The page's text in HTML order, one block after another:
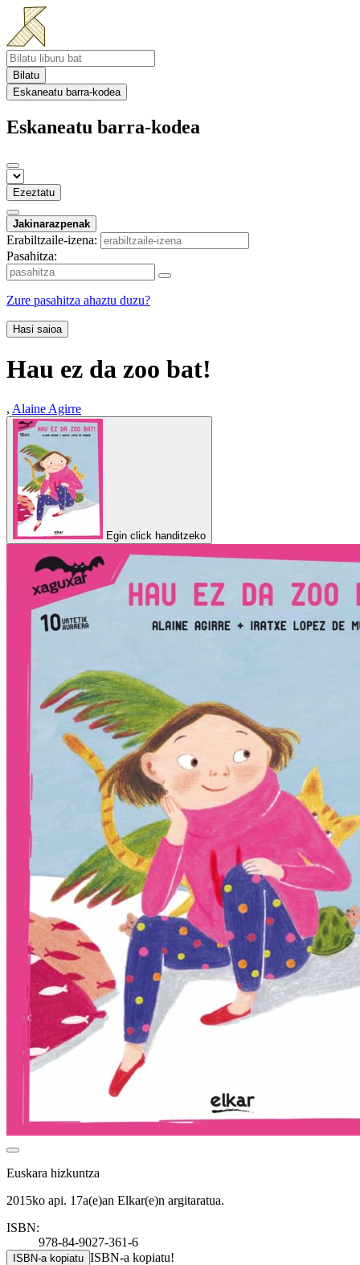
Bilatu
Eskaneatu barra-kodea
Eskaneatu barra-kodea
Ezeztatu
Jakinarazpenak
Erabiltzaile-izena:
Pasahitza:
Zure pasahitza ahaztu duzu?
Hasi saioa
Hau ez da zoo bat!
, Alaine Agirre
Egin click handitzeko
Euskara hizkuntza
2015ko api. 17a(e)an Elkar(e)n argitaratua.
ISBN:
978-84-9027-361-6
ISBN-a kopiatu ISBN-a kopiatu!